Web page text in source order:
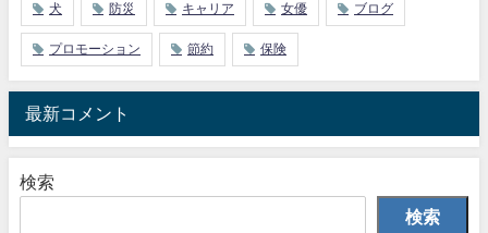
犬 防災 キャリア 女優 ブログ
プロモーション 節約 保険
最新コメント
検索
検索